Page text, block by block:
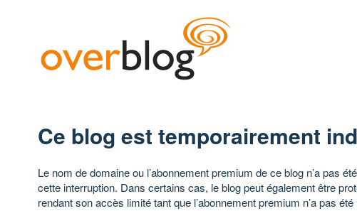
Ce blog est temporairement
Le nom de domaine ou l’abonnement premium de ce blog n’a pas
cette interruption. Dans certains cas, le blog peut également être
rendant son accès limité tant que l’abonnement premium n’a pas